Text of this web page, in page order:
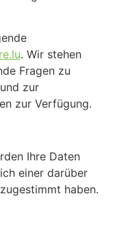
. Wir stehen
Fragen zu
zur
zur Verfügung.
Ihre Daten
einer darüber
haben.